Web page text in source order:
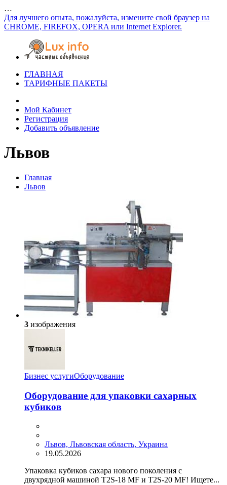
…
Для лучшего опыта, пожалуйста, измените свой браузер на
CHROME, FIREFOX, OPERA или Internet Explorer.
ГЛАВНАЯ
ТАРИФНЫЕ ПАКЕТЫ
Мой Кабинет
Регистрация
Добавить объявление
Львов
Главная
Львов
3 изображения
Бизнес услугиОборудование
Оборудование для упаковки сахарных
кубиков
Львов, Львовская область, Украина
19.05.2026
Упаковка кубиков сахара нового поколения с
двухрядной машиной T2S-18 MF и T2S-20 MF! Ищете...